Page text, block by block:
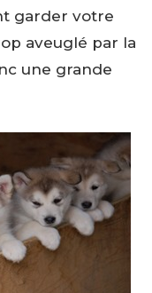
garder votre
aveuglé par la
une grande